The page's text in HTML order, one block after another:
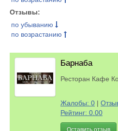
Отзывы:
по убыванию
по возрастанию
Барнаба
Ресторан Кафе
Жалобы: 0 |
Рейтинг: 0.00
Оставить отзыв